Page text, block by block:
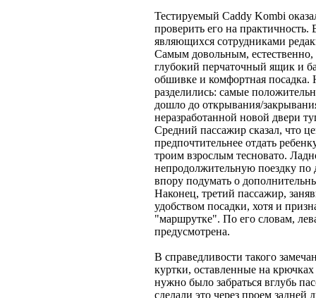
Тестируемый Caddy Kombi
проверить его на
являющихся сотрудниками
Самым довольным, естественно,
глубокий перчаточный ящик и
обшивке и комфортная посадка.
разделились: самые
дошло до открывания/
неразработанной новой двери
Средний пассажир сказал, что
предпочтительнее отдать
троим взрослым тесновато.
непродолжительную поездку по
впору подумать о
Наконец, третий пассажир,
удобством посадки, хотя и
"маршрутке". По его словам,
предусмотрена.
В справедливости такого
куртки, оставленные на
нужно было забраться вглубь
сделали это через проем